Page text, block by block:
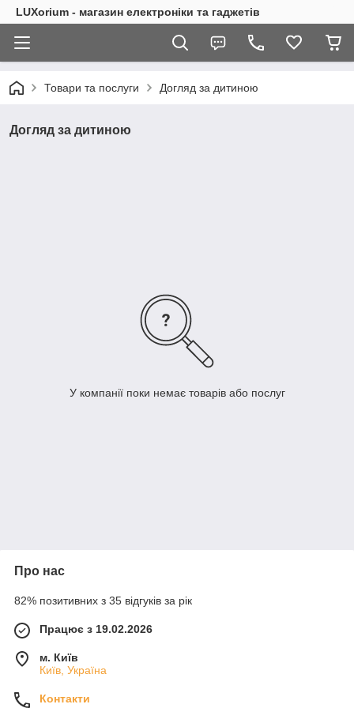
LUXorium - магазин електроніки та гаджетів
Товари та послуги Догляд за дитиною
Догляд за дитиною
У компанії поки немає товарів або послуг
Про нас
82% позитивних з 35 відгуків за рік
Працює з 19.02.2026
м. Київ
Київ, Україна
Контакти